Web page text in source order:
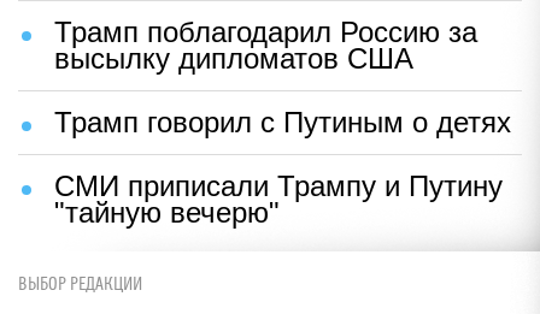
Трамп поблагодарил Россию за
высылку дипломатов США
Трамп говорил с Путиным о детях
СМИ приписали Трампу и Путину
"тайную вечерю"
ВЫБОР РЕДАКЦИИ